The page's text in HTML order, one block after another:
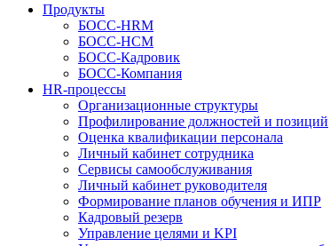
Продукты
БОСС-HRM
БОСС-HCM
БОСС-Кадровик
БОСС-Компания
HR-процессы
Организационные структуры
Профилирование должностей и позиций
Оценка квалификации персонала
Личный кабинет сотрудника
Сервисы самообслуживания
Личный кабинет руководителя
Формирование планов обучения и ИПР
Кадровый резерв
Управление целями и KPI